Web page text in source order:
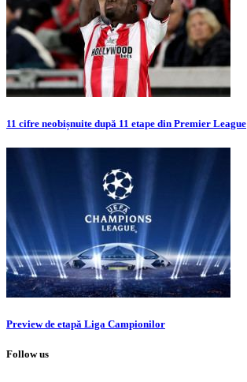
11 cifre neobișnuite după 11 etape din Premier League
Preview de etapă Liga Campionilor
Follow us